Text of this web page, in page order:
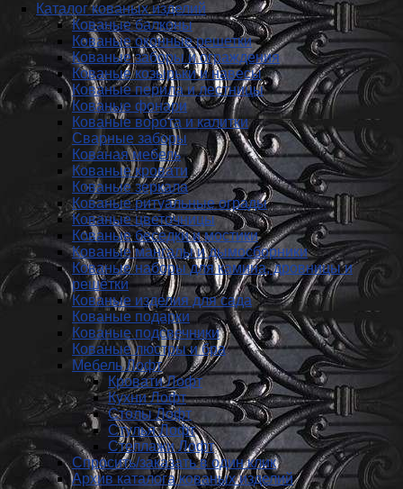
Каталог кованых изделий
Кованые балконы
Кованые оконные решетки
Кованые заборы и ог­ражде­ния
Кованые козырьки и навесы
Кованые перила и лестницы
Кованые фонари
Кованые ворота и калитки
Сварные заборы
Кованая мебель
Кованые кровати
Кованые зеркала
Кованые ритуальные ограды
Кованые цветочницы
Кованые беседки и мостики
Кованые мангалы и дымосборники
Кованые наборы для камина, дровницы и
решётки
Кованые изделия для сада
Кованые подарки
Кованые подсвечники
Кованые люстры и бра
Мебель Лофт
Кровати Лофт
Кухни Лофт
Столы Лофт
Стулья Лофт
Стеллажи Лофт
Спросить/заказать в один клик
Архив каталога кованых изделий